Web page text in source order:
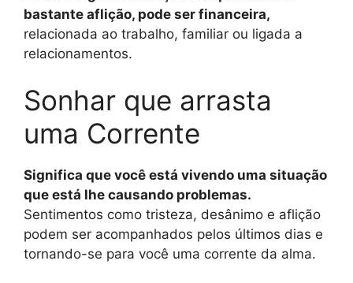
bastante aflição, pode ser financeira,
relacionada ao trabalho, familiar ou ligada a
relacionamentos.
Sonhar que arrasta
uma Corrente
Significa que você está vivendo uma situação
que está lhe causando problemas.
Sentimentos como tristeza, desânimo e aflição
podem ser acompanhados pelos últimos dias e
tornando-se para você uma corrente da alma.